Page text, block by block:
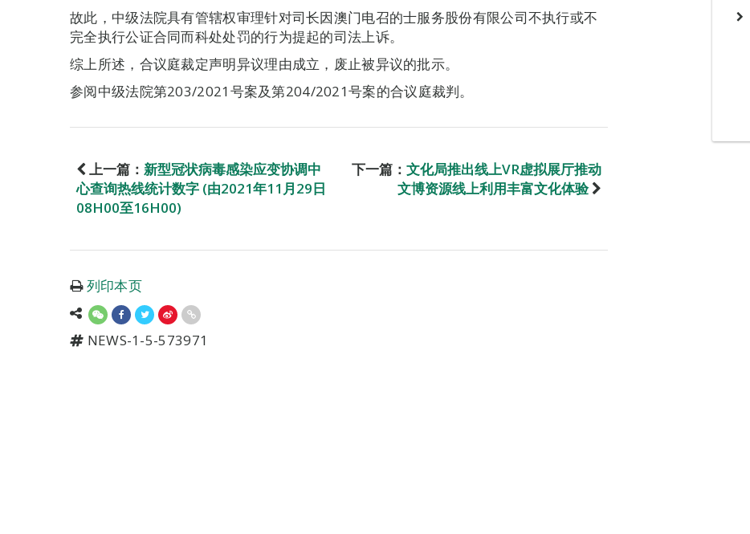
故此，中级法院具有管辖权审理针对司长因澳门电召的士服务股份有限公司不执行或不
完全执行公证合同而科处处罚的行为提起的司法上诉。
综上所述，合议庭裁定声明异议理由成立，废止被异议的批示。
参阅中级法院第203/2021号案及第204/2021号案的合议庭裁判。
上一篇： 新型冠状病毒感染应变协调中
心查询热线统计数字 (由2021年11月29日
08H00至16H00)
下一篇： 文化局推出线上VR虚拟展厅推动
文博资源线上利用丰富文化体验
列印本页
NEWS-1-5-573971